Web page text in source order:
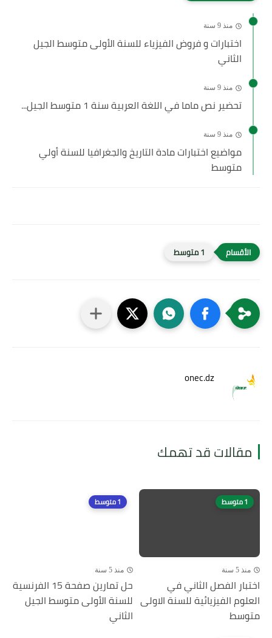
منذ 9 سنة
​اختبارات و فروض الفيزياء للسنة الأولى متوسط الجيل
الثاني
منذ 9 سنة
تحضير نص ماما في اللغة العربية سنة 1 متوسط الجيل...
منذ 9 سنة
مواضيع اختبارات مادة التاريخ والجغرافيا للسنة أولي
متوسط
1 متوسط
onec.dz
مقالات قد تهمك
1 متوسط
منذ 5 سنة
اختبار الفصل الثاني في
العلوم الفيزيائية للسنة الاولى
متوسط
1 متوسط
منذ 5 سنة
حل تمارين صفحة 15 الفرنسية
للسنة الأولى متوسط الجيل
الثاني